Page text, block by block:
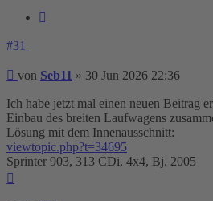
#31
Beitrag
von Seb11 » 30 Jun 2026 22:36
Ich habe jetzt mal einen neuen Beitrag
Einbau des breiten Laufwagens
Lösung mit dem Innenausschnitt:
viewtopic.php?t=34695
Sprinter 903, 313 CDi, 4x4, Bj. 2005